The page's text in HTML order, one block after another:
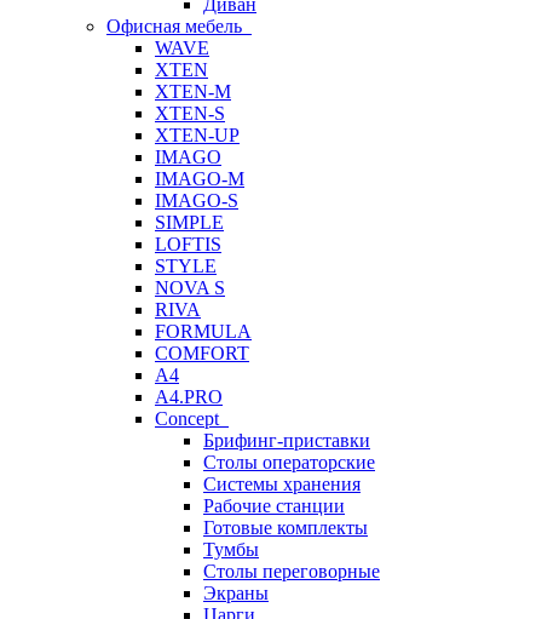
Диван
Офисная мебель
WAVE
XTEN
XTEN-M
XTEN-S
XTEN-UP
IMAGO
IMAGO-M
IMAGO-S
SIMPLE
LOFTIS
STYLE
NOVA S
RIVA
FORMULA
COMFORT
A4
A4.PRO
Concept
Брифинг-приставки
Столы операторские
Системы хранения
Рабочие станции
Готовые комплекты
Тумбы
Столы переговорные
Экраны
Царги